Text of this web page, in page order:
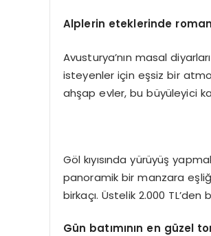
Alplerin eteklerinde
Avusturya’nın masal
isteyenler için eşsiz bir
ahşap evler, bu büyüleyici
Göl kıyısında yürüyüş
panoramik bir manzara
birkaçı. Üstelik 2.000
Gün batımının en güzel